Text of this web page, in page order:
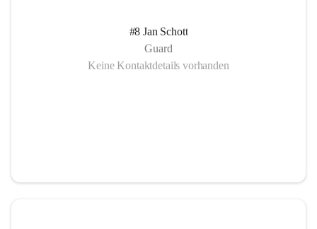
#8 Jan Schott
Guard
Keine Kontaktdetails vorhanden